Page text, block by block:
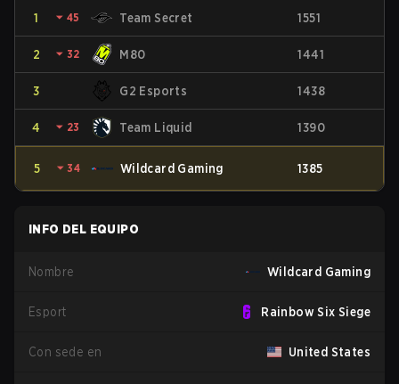
1 ⏷ 45 Team Secret 1551
2 ⏷ 32 M80 1441
3 G2 Esports 1438
4 ⏷ 23 Team Liquid 1390
5 ⏷ 34 Wildcard Gaming 1385
INFO DEL EQUIPO
Nombre Wildcard Gaming
Esport Rainbow Six Siege
Con sede en United States